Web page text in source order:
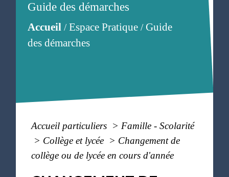
Guide des démarches
Accueil/Espace Pratique/Guide
des démarches
Accueil particuliers > Famille - Scolarité
> Collège et lycée > Changement de
collège ou de lycée en cours d'année